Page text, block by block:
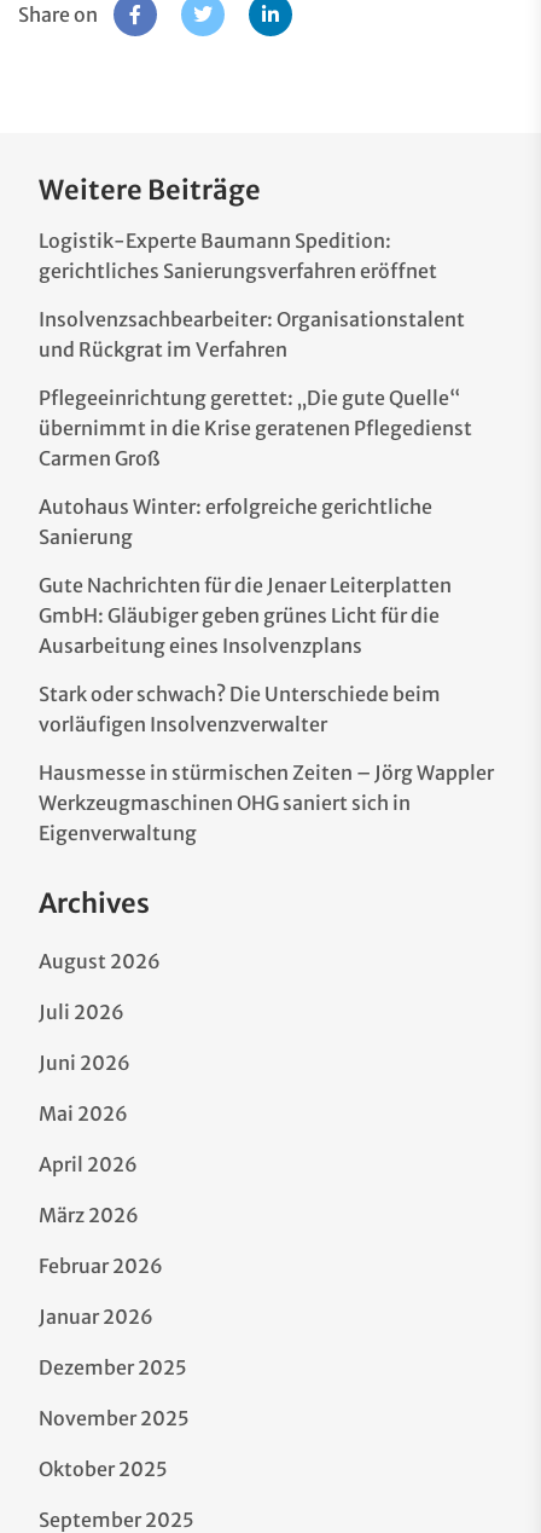
Share on
Weitere Beiträge
Logistik-Experte Baumann Spedition:
gerichtliches Sanierungsverfahren eröffnet
Insolvenzsachbearbeiter: Organisationstalent
und Rückgrat im Verfahren
Pflegeeinrichtung gerettet: „Die gute Quelle“
übernimmt in die Krise geratenen Pflegedienst
Carmen Groß
Autohaus Winter: erfolgreiche gerichtliche
Sanierung
Gute Nachrichten für die Jenaer Leiterplatten
GmbH: Gläubiger geben grünes Licht für die
Ausarbeitung eines Insolvenzplans
Stark oder schwach? Die Unterschiede beim
vorläufigen Insolvenzverwalter
Hausmesse in stürmischen Zeiten – Jörg Wappler
Werkzeugmaschinen OHG saniert sich in
Eigenverwaltung
Archives
August 2026
Juli 2026
Juni 2026
Mai 2026
April 2026
März 2026
Februar 2026
Januar 2026
Dezember 2025
November 2025
Oktober 2025
September 2025